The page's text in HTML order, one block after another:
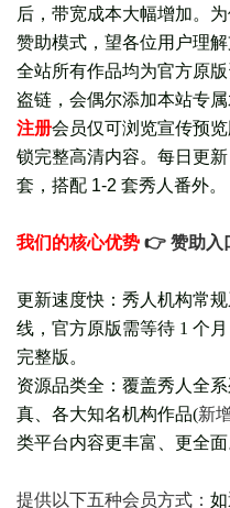
后，带宽成本大幅增加。
赞助模式，望各位用户理解
全站所有作品均为官方原
盗链，会偶尔添加本站专属
注册会员仅可浏览宣传预览
锁完整高清内容。每日更新
套， 搭配 1-2 套秀人番外。
我们的核心优势 👉 赞助入
更新速度快：秀人机构常规
线，官方原版需等待 1 个
完整版。
资源品类全：覆盖秀人全
真、各大知名机构作品(新
类平台内容更丰富、更全面
提供以下五种会员方式：